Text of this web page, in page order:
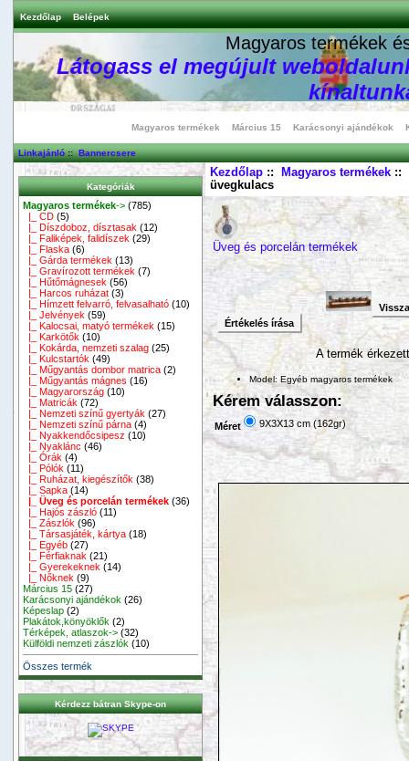
Kezdőlap Belépek
Magyaros termékek
Látogass el megújult
Magyaros termékek Március 15 Karácsonyi ajándékok
Linkajánló::Bannercsere
Kategóriák
Magyaros termékek-> (785)
|_ CD (5)
|_ Díszdoboz, dísztasak (12)
|_ Faliképek, falidíszek (29)
|_ Flaska (6)
|_ Gárda termékek (13)
|_ Gravírozott termékek (7)
|_ Hűtőmágnesek (56)
|_ Harcos ruházat (3)
|_ Hímzett felvarró, felvasalható (10)
|_ Jelvények (59)
|_ Kalocsai, matyó termékek (15)
|_ Karkötők (10)
|_ Kokárda, nemzeti szalag (25)
|_ Kulcstartók (49)
|_ Műgyantás dombor matrica (2)
|_ Műgyantás mágnes (16)
|_ Magyarország (10)
|_ Matricák (72)
|_ Nemzeti színű gyertyák (27)
|_ Nemzeti színű párna (4)
|_ Nyakkendőcsipesz (10)
|_ Nyaklánc (46)
|_ Órák (4)
|_ Pólók (11)
|_ Ruházat, kiegészítők (38)
|_ Sapka (14)
|_ Üveg és porcelán termékek (36)
|_ Hajós zászló (11)
|_ Zászlók (96)
|_ Társasjáték, kártya (18)
|_ Egyéb (27)
|_ Férfiaknak (21)
|_ Gyerekeknek (14)
|_ Nőknek (9)
Március 15 (27)
Karácsonyi ajándékok (26)
Képeslap (2)
Plakátok,könyöklők (2)
Térképek, atlaszok-> (32)
Külföldi nemzeti zászlók (10)
Összes termék
Kérdezz bátran Skype-on
Kezdőlap:: Magyaros termékek::
üvegkulacs
Üveg és porcelán termékek
Model: Egyéb magyaros termékek
Kérem válasszon:
Méret 9X3X13 cm (162gr)
Értékelés írása
A termék